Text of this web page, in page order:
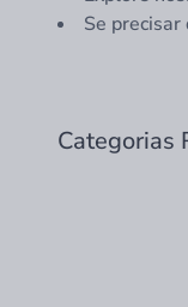
Se
Categorias